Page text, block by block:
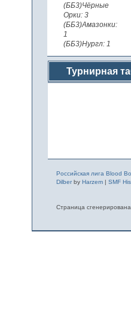
(ББ3)Чёрные
Орки: 3
(ББ3)Амазонки:
1
(ББ3)Нургл: 1
Турнирная
Российская лига Blood
Dilberby Harzem| SMF
Страница